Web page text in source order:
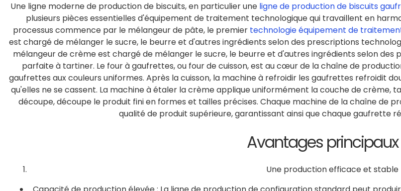
Une ligne moderne de production de biscuits, en particulier une ligne de production de biscuits
plusieurs pièces essentielles d'équipement de traitement technologique qui travaillent en
processus commence par le mélangeur de pâte, le premier technologie équipement de
est chargé de mélanger le sucre, le beurre et d'autres ingrédients selon des prescriptions
mélangeur de crème est chargé de mélanger le sucre, le beurre et d'autres ingrédients selon
parfaite à tartiner. Le four à gaufrettes, ou four de cuisson, est au cœur de la chaîne de
gaufrettes aux couleurs uniformes. Après la cuisson, la machine à refroidir les gaufrettes refroidit
qu'elles ne se cassent. La machine à étaler la crème applique uniformément la couche de crème,
découpe, découpe le produit fini en formes et tailles précises. Chaque machine de la chaîne de
qualité de produit supérieure, garantissant ainsi que chaque gaufrette
Avantages principaux
Une production efficace et stable